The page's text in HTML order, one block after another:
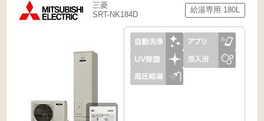
三菱
SRT-NK184D
給湯専用 180L